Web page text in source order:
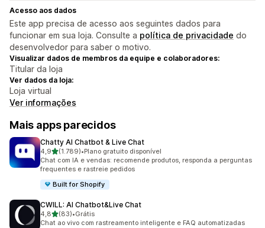
Acesso aos dados
Este app precisa de acesso aos seguintes dados para
funcionar em sua loja. Consulte a política de privacidade do
desenvolvedor para saber o motivo.
Visualizar dados de membros da equipe e colaboradores:
Titular da loja
Ver dados da loja:
Loja virtual
Ver informações
Mais apps parecidos
Chatty AI Chatbot & Live Chat
4,9de 5 estrelas
(1.789)
1789 avaliações ao todo
•Plano gratuito disponível
Chat com IA e vendas: recomende produtos, responda a perguntas
frequentes e rastreie pedidos
Built for Shopify
CWILL: AI Chatbot&Live Chat
4,8de 5 estrelas
(83)
83 avaliações ao todo
•Grátis
Chat ao vivo com rastreamento inteligente e FAQ automatizadas